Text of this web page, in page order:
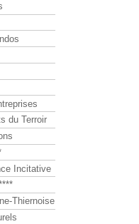
du Terroir
Incitative
Thiernoise